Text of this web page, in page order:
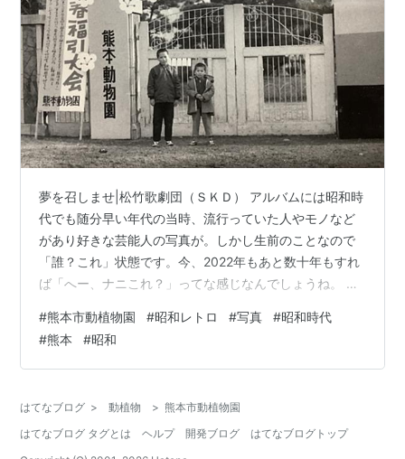
夢を召しませ|松竹歌劇団（ＳＫＤ） アルバムには昭和時
代でも随分早い年代の当時、流行っていた人やモノなど
があり好きな芸能人の写真が。しかし生前のことなので
「誰？これ」状態です。今、2022年もあと数十年もすれ
ば「へー、ナニこれ？」ってな感じなんでしょうね。 熊
時に熊本市動植物園へ行きました。画像は、背景から
1961年丑年。牛のイラストがリアルに近いかわいらしさ
を感じます。 熊本県|美里町(旧 砥用町三加) 熊本でも雪
町土喰) 子供演劇のようですが、画像に小さく「丹下左
膳」って書いてありま…
#熊本市動植物園 #昭和レトロ #写真 #昭和時代
#熊本 #昭和
はてなブログ > 動植物 > 熊本市動植物園
はてなブログ タグとは
ヘルプ 開発ブログ
はてなブログトップ